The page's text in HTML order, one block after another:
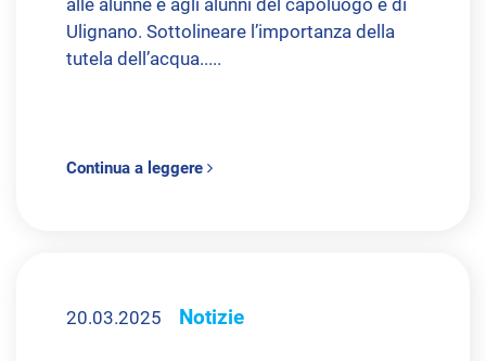
alle alunne e agli alunni del capoluogo e di
Ulignano. Sottolineare l’importanza della
tutela dell’acqua.....
Continua a leggere
20.03.2025 Notizie